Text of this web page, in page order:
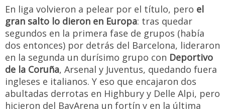
En liga volvieron a pelear por el título, pero el
gran salto lo dieron en Europa: tras quedar
segundos en la primera fase de grupos (había
dos entonces) por detrás del Barcelona, lideraron
en la segunda un durísimo grupo con Deportivo
de la Coruña, Arsenal y Juventus, quedando fuera
ingleses e italianos. Y eso que encajaron dos
abultadas derrotas en Highbury y Delle Alpi, pero
hicieron del BayArena un fortín y en la última